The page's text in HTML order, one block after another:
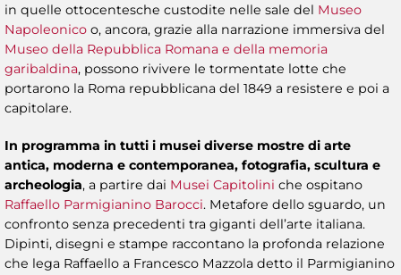
in quelle ottocentesche custodite nelle sale del Museo
Napoleonico o, ancora, grazie alla narrazione immersiva del
Museo della Repubblica Romana e della memoria
garibaldina, possono rivivere le tormentate lotte che
portarono la Roma repubblicana del 1849 a resistere e poi a
capitolare.
In programma in tutti i musei diverse mostre di arte
antica, moderna e contemporanea, fotografia, scultura e
archeologia, a partire dai Musei Capitolini che ospitano
Raffaello Parmigianino Barocci. Metafore dello sguardo, un
confronto senza precedenti tra giganti dell’arte italiana.
Dipinti, disegni e stampe raccontano la profonda relazione
che lega Raffaello a Francesco Mazzola detto il Parmigianino